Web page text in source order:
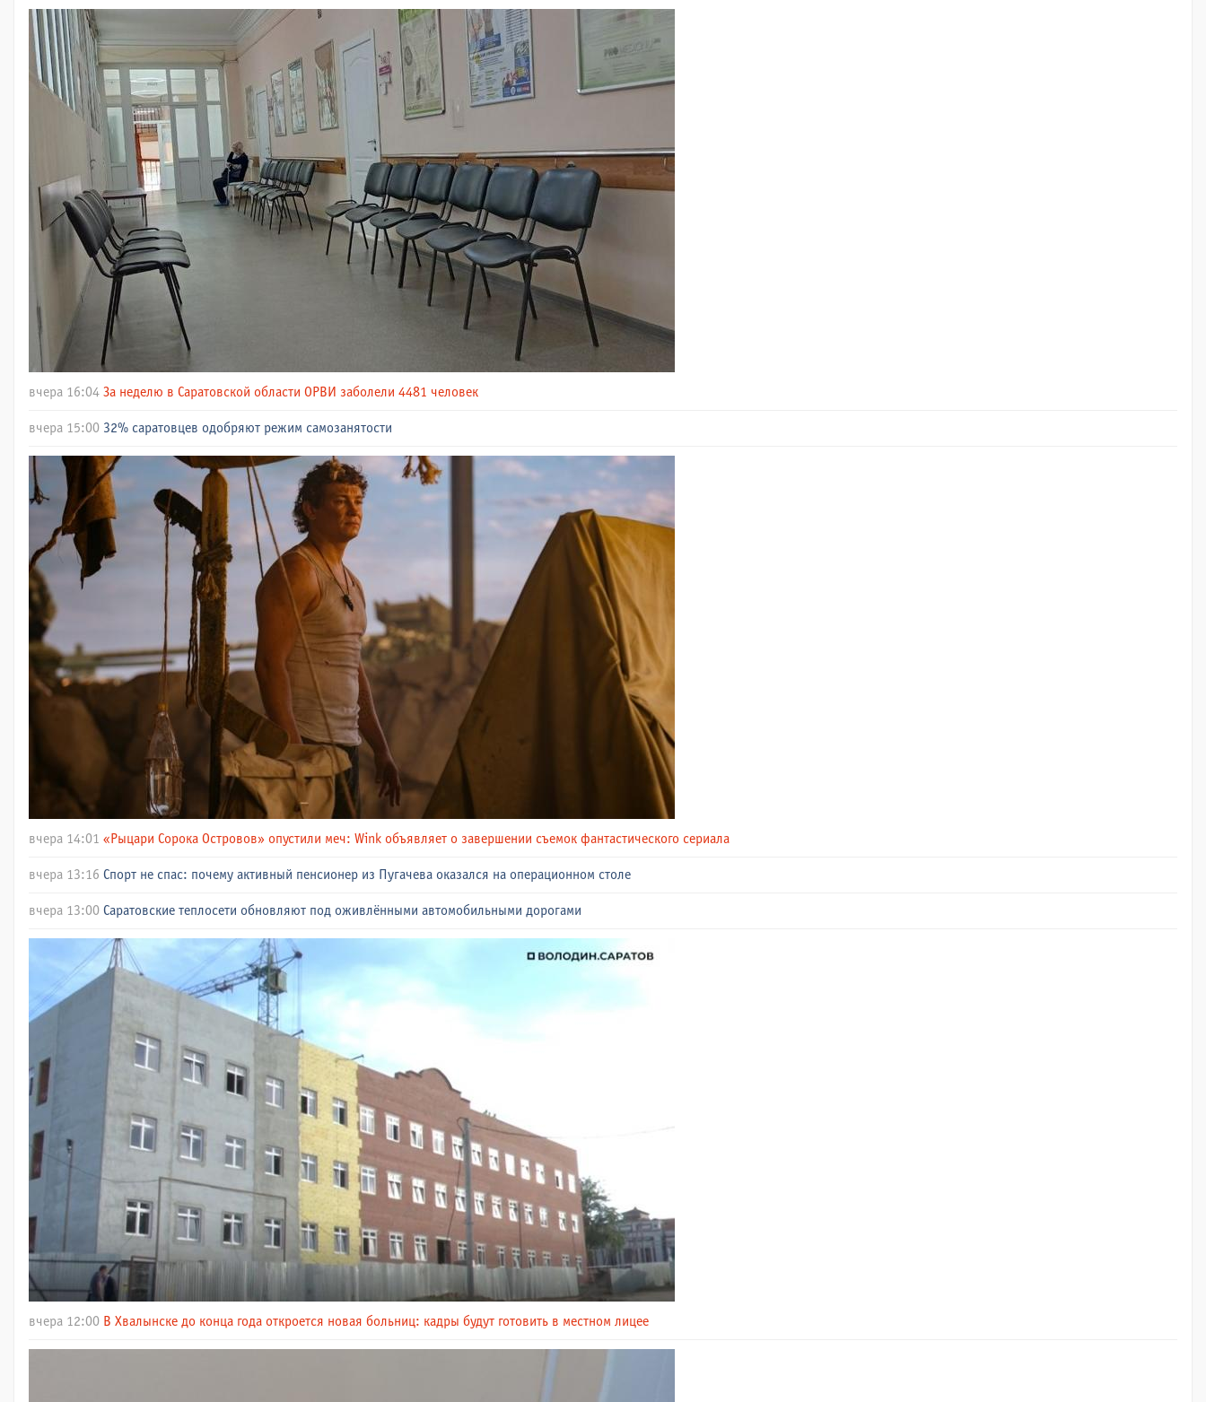
вчера 16:04 За неделю в Саратовской области ОРВИ заболели 4481 человек
вчера 15:00 32% саратовцев одобряют режим самозанятости
вчера 14:01 «Рыцари Сорока Островов» опустили меч: Wink объявляет о завершении съемок фантастического сериала
вчера 13:16 Спорт не спас: почему активный пенсионер из Пугачева оказался на операционном столе
вчера 13:00 Саратовские теплосети обновляют под оживлёнными автомобильными дорогами
вчера 12:00 В Хвалынске до конца года откроется новая больниц: кадры будут готовить в местном лицее